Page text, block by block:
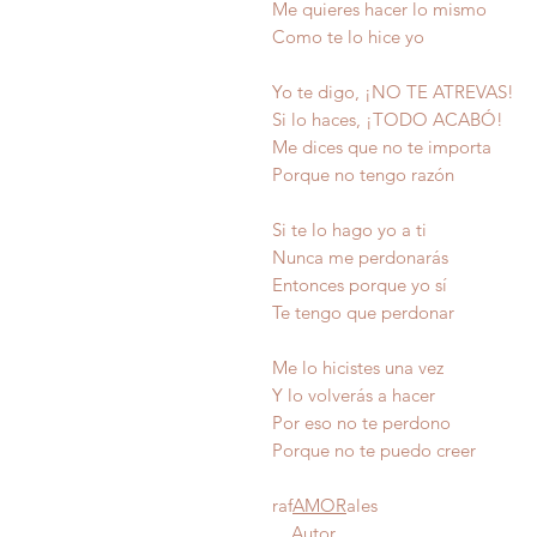
Me quieres hacer lo mismo
Como te lo hice yo
Yo te digo, ¡NO TE ATREVAS!
Si lo haces, ¡TODO ACABÓ!
Me dices que no te importa
Porque no tengo razón
Si te lo hago yo a ti
Nunca me perdonarás
Entonces porque yo sí
Te tengo que perdonar
Me lo hicistes una vez
Y lo volverás a hacer
Por eso no te
Porque no te
rafAMORales